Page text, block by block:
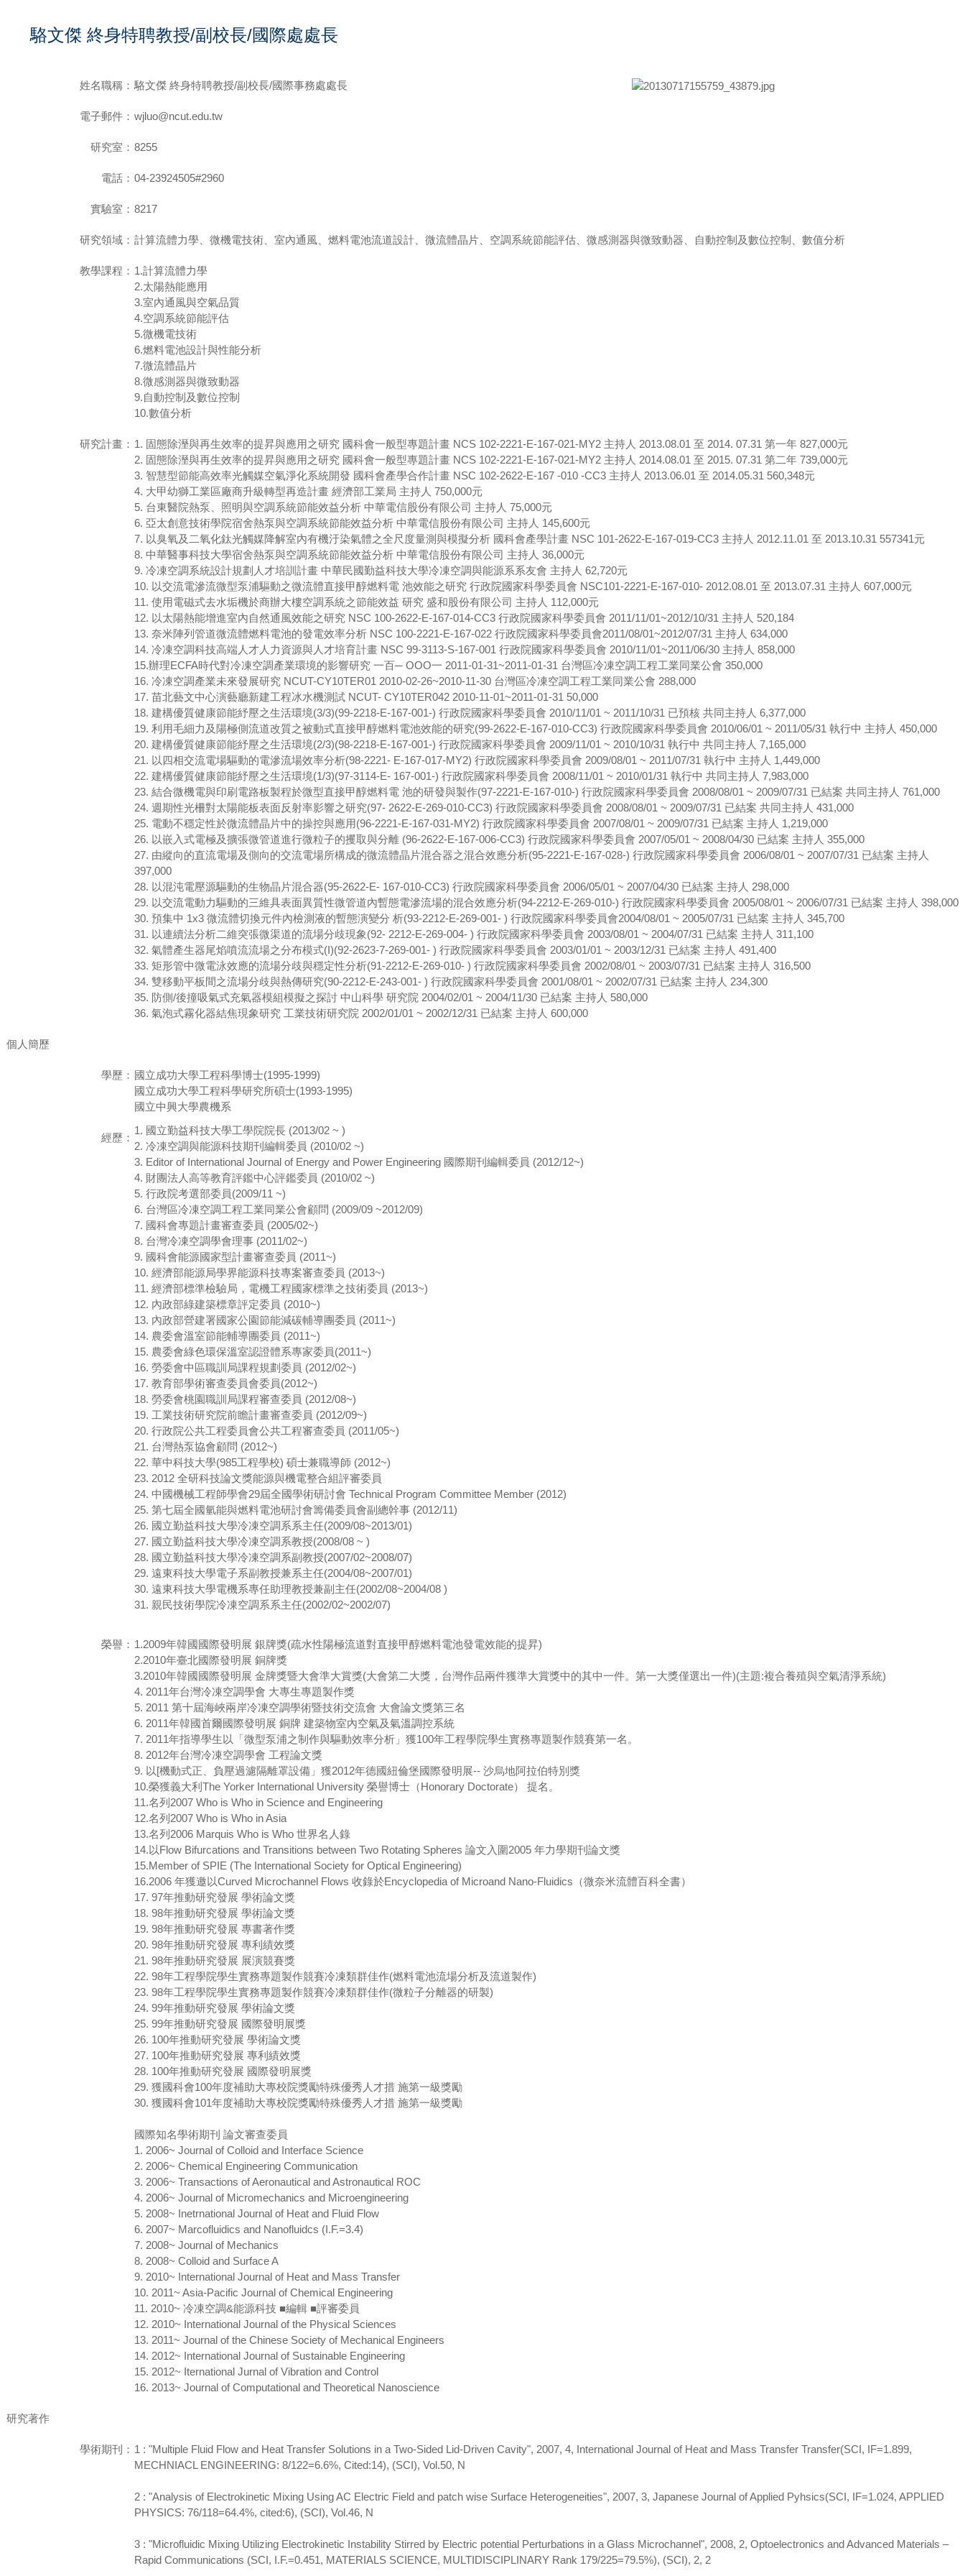
駱文傑 終身特聘教授/副校長/國際處處長
姓名職稱： 駱文傑 終身特聘教授/副校長/國際事務處處長
電子郵件： wjluo@ncut.edu.tw
研究室： 8255
電話： 04-23924505#2960
實驗室： 8217
研究領域： 計算流體力學、微機電技術、室內通風、燃料電池流道設計、微流體晶片、空調系統節能評估、微感測器與微致動器、自動控制及數位控制、數值分析
教學課程： 1.計算流體力學
2.太陽熱能應用
3.室內通風與空氣品質
4.空調系統節能評估
5.微機電技術
6.燃料電池設計與性能分析
7.微流體晶片
8.微感測器與微致動器
9.自動控制及數位控制
10.數值分析
研究計畫： 1. 固態除溼與再生效率的提昇與應用之研究 國科會一般型專題計畫 NCS 102-2221-E-167-021-MY2 主持人 2013.08.01 至 2014. 07.31 第一年 827,000元
2. 固態除溼與再生效率的提昇與應用之研究 國科會一般型專題計畫 NCS 102-2221-E-167-021-MY2 主持人 2014.08.01 至 2015. 07.31 第二年 739,000元
3. 智慧型節能高效率光觸媒空氣淨化系統開發 國科會產學合作計畫 NSC 102-2622-E-167 -010 -CC3 主持人 2013.06.01 至 2014.05.31 560,348元
4. 大甲幼獅工業區廠商升級轉型再造計畫 經濟部工業局 主持人 750,000元
5. 台東醫院熱泵、照明與空調系統節能效益分析 中華電信股份有限公司 主持人 75,000元
6. 亞太創意技術學院宿舍熱泵與空調系統節能效益分析 中華電信股份有限公司 主持人 145,600元
7. 以臭氧及二氧化鈦光觸媒降解室內有機汙染氣體之全尺度量測與模擬分析 國科會產學計畫 NSC 101-2622-E-167-019-CC3 主持人 2012.11.01 至 2013.10.31 557341元
8. 中華醫事科技大學宿舍熱泵與空調系統節能效益分析 中華電信股份有限公司 主持人 36,000元
9. 冷凍空調系統設計規劃人才培訓計畫 中華民國勤益科技大學冷凍空調與能源系系友會 主持人 62,720元
10. 以交流電滲流微型泵浦驅動之微流體直接甲醇燃料電 池效能之研究 行政院國家科學委員會 NSC101-2221-E-167-010- 2012.08.01 至 2013.07.31 主持人 607,000元
11. 使用電磁式去水垢機於商辦大樓空調系統之節能效益 研究 盛和股份有限公司 主持人 112,000元
12. 以太陽熱能增進室內自然通風效能之研究 NSC 100-2622-E-167-014-CC3 行政院國家科學委員會 2011/11/01~2012/10/31 主持人 520,184
13. 奈米陣列管道微流體燃料電池的發電效率分析 NSC 100-2221-E-167-022 行政院國家科學委員會2011/08/01~2012/07/31 主持人 634,000
14. 冷凍空調科技高端人才人力資源與人才培育計畫 NSC 99-3113-S-167-001 行政院國家科學委員會 2010/11/01~2011/06/30 主持人 858,000
15.辦理ECFA時代對冷凍空調產業環境的影響研究 一百─ OOO一 2011-01-31~2011-01-31 台灣區冷凍空調工程工業同業公會 350,000
16. 冷凍空調產業未來發展研究 NCUT-CY10TER01 2010-02-26~2010-11-30 台灣區冷凍空調工程工業同業公會 288,000
17. 苗北藝文中心演藝廳新建工程冰水機測試 NCUT- CY10TER042 2010-11-01~2011-01-31 50,000
18. 建構優質健康節能紓壓之生活環境(3/3)(99-2218-E-167-001-) 行政院國家科學委員會 2010/11/01 ~ 2011/10/31 已預核 共同主持人 6,377,000
19. 利用毛細力及陽極側流道改質之被動式直接甲醇燃料電池效能的研究(99-2622-E-167-010-CC3) 行政院國家科學委員會 2010/06/01 ~ 2011/05/31 執行中 主持人 450,000
20. 建構優質健康節能紓壓之生活環境(2/3)(98-2218-E-167-001-) 行政院國家科學委員會 2009/11/01 ~ 2010/10/31 執行中 共同主持人 7,165,000
21. 以四相交流電場驅動的電滲流場效率分析(98-2221- E-167-017-MY2) 行政院國家科學委員會 2009/08/01 ~ 2011/07/31 執行中 主持人 1,449,000
22. 建構優質健康節能紓壓之生活環境(1/3)(97-3114-E- 167-001-) 行政院國家科學委員會 2008/11/01 ~ 2010/01/31 執行中 共同主持人 7,983,000
23. 結合微機電與印刷電路板製程於微型直接甲醇燃料電 池的研發與製作(97-2221-E-167-010-) 行政院國家科學委員會 2008/08/01 ~ 2009/07/31 已結案 共同主持人 761,000
24. 週期性光柵對太陽能板表面反射率影響之研究(97- 2622-E-269-010-CC3) 行政院國家科學委員會 2008/08/01 ~ 2009/07/31 已結案 共同主持人 431,000
25. 電動不穩定性於微流體晶片中的操控與應用(96-2221-E-167-031-MY2) 行政院國家科學委員會 2007/08/01 ~ 2009/07/31 已結案 主持人 1,219,000
26. 以嵌入式電極及擴張微管道進行微粒子的攫取與分離 (96-2622-E-167-006-CC3) 行政院國家科學委員會 2007/05/01 ~ 2008/04/30 已結案 主持人 355,000
27. 由縱向的直流電場及側向的交流電場所構成的微流體晶片混合器之混合效應分析(95-2221-E-167-028-) 行政院國家科學委員會 2006/08/01 ~ 2007/07/31 已結案 主持人
397,000
28. 以混沌電壓源驅動的生物晶片混合器(95-2622-E- 167-010-CC3) 行政院國家科學委員會 2006/05/01 ~ 2007/04/30 已結案 主持人 298,000
29. 以交流電動力驅動的三維具表面異質性微管道內暫態電滲流場的混合效應分析(94-2212-E-269-010-) 行政院國家科學委員會 2005/08/01 ~ 2006/07/31 已結案 主持人 398,000
30. 預集中 1x3 微流體切換元件內檢測液的暫態演變分 析(93-2212-E-269-001- ) 行政院國家科學委員會2004/08/01 ~ 2005/07/31 已結案 主持人 345,700
31. 以連續法分析二維突張微渠道的流場分歧現象(92- 2212-E-269-004- ) 行政院國家科學委員會 2003/08/01 ~ 2004/07/31 已結案 主持人 311,100
32. 氣體產生器尾焰噴流流場之分布模式(I)(92-2623-7-269-001- ) 行政院國家科學委員會 2003/01/01 ~ 2003/12/31 已結案 主持人 491,400
33. 矩形管中微電泳效應的流場分歧與穩定性分析(91-2212-E-269-010- ) 行政院國家科學委員會 2002/08/01 ~ 2003/07/31 已結案 主持人 316,500
34. 雙移動平板間之流場分歧與熱傳研究(90-2212-E-243-001- ) 行政院國家科學委員會 2001/08/01 ~ 2002/07/31 已結案 主持人 234,300
35. 防側/後撞吸氣式充氣器模組模擬之探討 中山科學 研究院 2004/02/01 ~ 2004/11/30 已結案 主持人 580,000
36. 氣泡式霧化器結焦現象研究 工業技術研究院 2002/01/01 ~ 2002/12/31 已結案 主持人 600,000
個人簡歷
學歷： 國立成功大學工程科學博士(1995-1999)
國立成功大學工程科學研究所碩士(1993-1995)
國立中興大學農機系
經歷：
1. 國立勤益科技大學工學院院長 (2013/02 ~ )
2. 冷凍空調與能源科技期刊編輯委員 (2010/02 ~)
3. Editor of International Journal of Energy and Power Engineering 國際期刊編輯委員 (2012/12~)
4. 財團法人高等教育評鑑中心評鑑委員 (2010/02 ~)
5. 行政院考選部委員(2009/11 ~)
6. 台灣區冷凍空調工程工業同業公會顧問 (2009/09 ~2012/09)
7. 國科會專題計畫審查委員 (2005/02~)
8. 台灣冷凍空調學會理事 (2011/02~)
9. 國科會能源國家型計畫審查委員 (2011~)
10. 經濟部能源局學界能源科技專案審查委員 (2013~)
11. 經濟部標準檢驗局，電機工程國家標準之技術委員 (2013~)
12. 內政部綠建築標章評定委員 (2010~)
13. 內政部營建署國家公園節能減碳輔導團委員 (2011~)
14. 農委會溫室節能輔導團委員 (2011~)
15. 農委會綠色環保溫室認證體系專家委員(2011~)
16. 勞委會中區職訓局課程規劃委員 (2012/02~)
17. 教育部學術審查委員會委員(2012~)
18. 勞委會桃園職訓局課程審查委員 (2012/08~)
19. 工業技術研究院前瞻計畫審查委員 (2012/09~)
20. 行政院公共工程委員會公共工程審查委員 (2011/05~)
21. 台灣熱泵協會顧問 (2012~)
22. 華中科技大學(985工程學校) 碩士兼職導師 (2012~)
23. 2012 全研科技論文獎能源與機電整合組評審委員
24. 中國機械工程師學會29屆全國學術研討會 Technical Program Committee Member (2012)
25. 第七屆全國氫能與燃料電池研討會籌備委員會副總幹事 (2012/11)
26. 國立勤益科技大學冷凍空調系系主任(2009/08~2013/01)
27. 國立勤益科技大學冷凍空調系教授(2008/08 ~ )
28. 國立勤益科技大學冷凍空調系副教授(2007/02~2008/07)
29. 遠東科技大學電子系副教授兼系主任(2004/08~2007/01)
30. 遠東科技大學電機系專任助理教授兼副主任(2002/08~2004/08 )
31. 親民技術學院冷凍空調系系主任(2002/02~2002/07)
榮譽： 1.2009年韓國國際發明展 銀牌獎(疏水性陽極流道對直接甲醇燃料電池發電效能的提昇)
2.2010年臺北國際發明展 銅牌獎
3.2010年韓國國際發明展 金牌獎暨大會準大賞獎(大會第二大獎，台灣作品兩件獲準大賞獎中的其中一件。第一大獎僅選出一件)(主題:複合養殖與空氣清淨系統)
4. 2011年台灣冷凍空調學會 大專生專題製作獎
5. 2011 第十屆海峽兩岸冷凍空調學術暨技術交流會 大會論文獎第三名
6. 2011年韓國首爾國際發明展 銅牌 建築物室內空氣及氣溫調控系統
7. 2011年指導學生以「微型泵浦之制作與驅動效率分析」獲100年工程學院學生實務專題製作競賽第一名。
8. 2012年台灣冷凍空調學會 工程論文獎
9. 以[機動式正、負壓過濾隔離罩設備」獲2012年德國紐倫堡國際發明展-- 沙烏地阿拉伯特別獎
10.榮獲義大利The Yorker International University 榮譽博士（Honorary Doctorate） 提名。
11.名列2007 Who is Who in Science and Engineering
12.名列2007 Who is Who in Asia
13.名列2006 Marquis Who is Who 世界名人錄
14.以Flow Bifurcations and Transitions between Two Rotating Spheres 論文入圍2005 年力學期刊論文獎
15.Member of SPIE (The International Society for Optical Engineering)
16.2006 年獲邀以Curved Microchannel Flows 收錄於Encyclopedia of Microand Nano-Fluidics（微奈米流體百科全書）
17. 97年推動研究發展 學術論文獎
18. 98年推動研究發展 學術論文獎
19. 98年推動研究發展 專書著作獎
20. 98年推動研究發展 專利績效獎
21. 98年推動研究發展 展演競賽獎
22. 98年工程學院學生實務專題製作競賽冷凍類群佳作(燃料電池流場分析及流道製作)
23. 98年工程學院學生實務專題製作競賽冷凍類群佳作(微粒子分離器的研製)
24. 99年推動研究發展 學術論文獎
25. 99年推動研究發展 國際發明展獎
26. 100年推動研究發展 學術論文獎
27. 100年推動研究發展 專利績效獎
28. 100年推動研究發展 國際發明展獎
29. 獲國科會100年度補助大專校院獎勵特殊優秀人才措 施第一級獎勵
30. 獲國科會101年度補助大專校院獎勵特殊優秀人才措 施第一級獎勵
國際知名學術期刊 論文審查委員
1. 2006~ Journal of Colloid and Interface Science
2. 2006~ Chemical Engineering Communication
3. 2006~ Transactions of Aeronautical and Astronautical ROC
4. 2006~ Journal of Micromechanics and Microengineering
5. 2008~ Inetrnational Journal of Heat and Fluid Flow
6. 2007~ Marcofluidics and Nanofluidcs (I.F.=3.4)
7. 2008~ Journal of Mechanics
8. 2008~ Colloid and Surface A
9. 2010~ International Journal of Heat and Mass Transfer
10. 2011~ Asia-Pacific Journal of Chemical Engineering
11. 2010~ 冷凍空調&能源科技 ■編輯 ■評審委員
12. 2010~ International Journal of the Physical Sciences
13. 2011~ Journal of the Chinese Society of Mechanical Engineers
14. 2012~ International Journal of Sustainable Engineering
15. 2012~ Iternational Jurnal of Vibration and Control
16. 2013~ Journal of Computational and Theoretical Nanoscience
研究著作
學術期刊： 1 : "Multiple Fluid Flow and Heat Transfer Solutions in a Two-Sided Lid-Driven Cavity", 2007, 4, International Journal of Heat and Mass Transfer Transfer(SCI, IF=1.899,
MECHNIACL ENGINEERING: 8/122=6.6%, Cited:14), (SCI), Vol.50, N
2 : "Analysis of Electrokinetic Mixing Using AC Electric Field and patch wise Surface Heterogeneities", 2007, 3, Japanese Journal of Applied Pyhsics(SCI, IF=1.024, APPLIED
PHYSICS: 76/118=64.4%, cited:6), (SCI), Vol.46, N
3 : "Microfluidic Mixing Utilizing Electrokinetic Instability Stirred by Electric potential Perturbations in a Glass Microchannel", 2008, 2, Optoelectronics and Advanced Materials –
Rapid Communications (SCI, I.F.=0.451, MATERIALS SCIENCE, MULTIDISCIPLINARY Rank 179/225=79.5%), (SCI), 2, 2